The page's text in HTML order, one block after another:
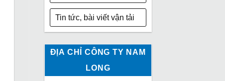
Tin tức, bài viết vận tải
ĐỊA CHỈ CÔNG TY NAM
LONG